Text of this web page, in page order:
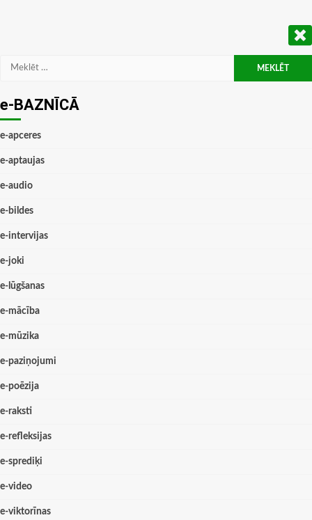
Meklēt:
e-BAZNĪCĀ
e-apceres
e-aptaujas
e-audio
e-bildes
e-intervijas
e-joki
e-lūgšanas
e-mācība
e-mūzika
e-paziņojumi
e-poēzija
e-raksti
e-refleksijas
e-sprediķi
e-video
e-viktorīnas